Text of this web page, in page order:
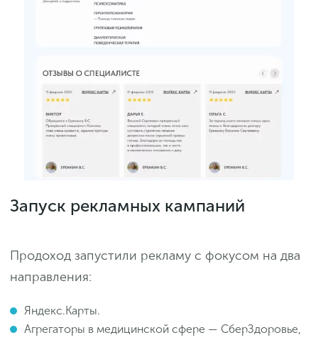
Запуск рекламных кампаний
Продоход запустили рекламу с фокусом на два
направления:
Яндекс.Карты.
Агрегаторы в медицинской сфере — СберЗдоровье,